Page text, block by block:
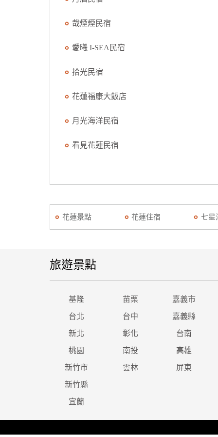
哉煙煙民宿
愛曦 I-SEA民宿
拾光民宿
花蓮福康大飯店
月光海洋民宿
看見花蓮民宿
花蓮景點 花蓮住宿 七星
旅遊景點
基隆 苗栗 嘉義市
台北 台中 嘉義縣
新北 彰化 台南
桃園 南投 高雄
新竹市 雲林 屏東
新竹縣
宜蘭